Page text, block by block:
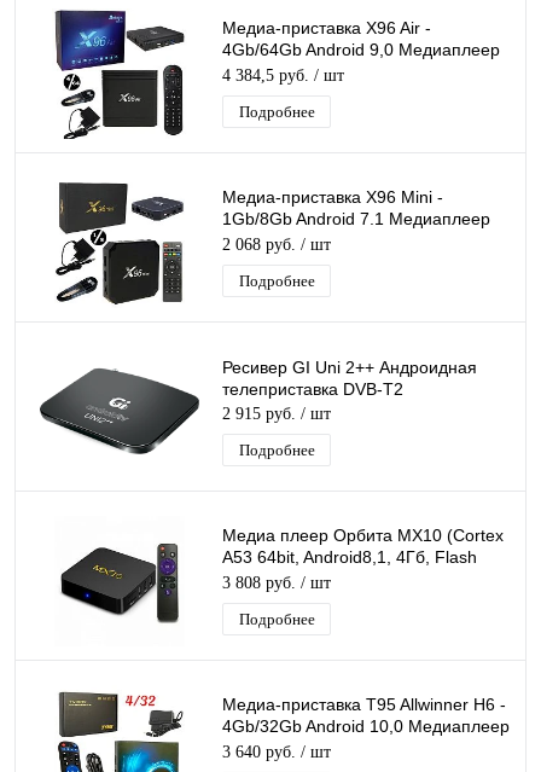
Медиа-приставка X96 Air -
4Gb/64Gb Android 9,0 Медиаплеер
Smart tv IPTV OTT приставка 4K HD
H.265
4 384,5 руб. / шт
Подробнее
Медиа-приставка X96 Mini -
1Gb/8Gb Android 7.1 Медиаплеер
Smart tv IPTV приставка WiFi 2.4
Ghz
2 068 руб. / шт
Подробнее
Ресивер GI Uni 2++ Андроидная
телеприставка DVB-T2
2 915 руб. / шт
Подробнее
Медиа плеер Орбита MX10 (Cortex
A53 64bit, Android8,1, 4Гб, Flash
32ГБ, Wi-Fi)/30
3 808 руб. / шт
Подробнее
Медиа-приставка T95 Allwinner H6 -
4Gb/32Gb Android 10,0 Медиаплеер
Smart tv IPTV приставка 4K H.265
3 640 руб. / шт